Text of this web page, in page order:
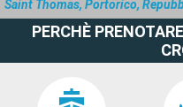
Saint Thomas, Portorico,
PERCHÈ